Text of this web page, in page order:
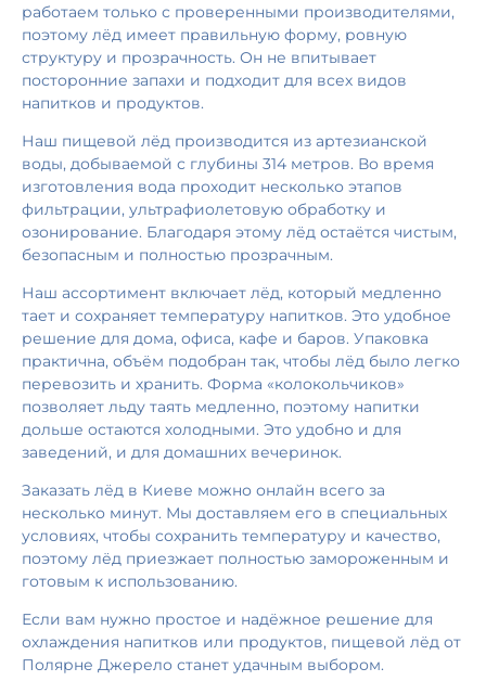
работаем только с проверенными производителями,
поэтому лёд имеет правильную форму, ровную
структуру и прозрачность. Он не впитывает
посторонние запахи и подходит для всех видов
напитков и продуктов.
Наш пищевой лёд производится из артезианской
воды, добываемой с глубины 314 метров. Во время
изготовления вода проходит несколько этапов
фильтрации, ультрафиолетовую обработку и
озонирование. Благодаря этому лёд остаётся чистым,
безопасным и полностью прозрачным.
Наш ассортимент включает лёд, который медленно
тает и сохраняет температуру напитков. Это удобное
решение для дома, офиса, кафе и баров. Упаковка
практична, объём подобран так, чтобы лёд было легко
перевозить и хранить. Форма «колокольчиков»
позволяет льду таять медленно, поэтому напитки
дольше остаются холодными. Это удобно и для
заведений, и для домашних вечеринок.
Заказать лёд в Киеве можно онлайн всего за
несколько минут. Мы доставляем его в специальных
условиях, чтобы сохранить температуру и качество,
поэтому лёд приезжает полностью замороженным и
готовым к использованию.
Если вам нужно простое и надёжное решение для
охлаждения напитков или продуктов, пищевой лёд от
Полярне Джерело станет удачным выбором.